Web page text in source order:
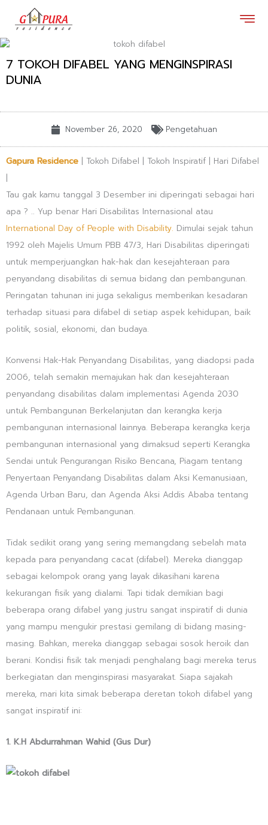
konten
7 TOKOH DIFABEL YANG MENGINSPIRASI
DUNIA
November 26, 2020 Pengetahuan
Gapura Residence | Tokoh Difabel | Tokoh Inspiratif | Hari Difabel
|
Tau gak kamu tanggal 3 Desember ini diperingati sebagai hari
apa ? .. Yup benar Hari Disabilitas Internasional atau
International Day of People with Disability. Dimulai sejak tahun
1992 oleh Majelis Umum PBB 47/3, Hari Disabilitas diperingati
untuk memperjuangkan hak-hak dan kesejahteraan para
penyandang disabilitas di semua bidang dan pembangunan.
Peringatan tahunan ini juga sekaligus memberikan kesadaran
terhadap situasi para difabel di setiap aspek kehidupan, baik
politik, sosial, ekonomi, dan budaya.
Konvensi Hak-Hak Penyandang Disabilitas, yang diadopsi pada
2006, telah semakin memajukan hak dan kesejahteraan
penyandang disabilitas dalam implementasi Agenda 2030
untuk Pembangunan Berkelanjutan dan kerangka kerja
pembangunan internasional lainnya. Beberapa kerangka kerja
pembangunan internasional yang dimaksud seperti Kerangka
Sendai untuk Pengurangan Risiko Bencana, Piagam tentang
Penyertaan Penyandang Disabilitas dalam Aksi Kemanusiaan,
Agenda Urban Baru, dan Agenda Aksi Addis Ababa tentang
Pendanaan untuk Pembangunan.
Tidak sedikit orang yang sering memangdang sebelah mata
kepada para penyandang cacat (difabel). Mereka dianggap
sebagai kelompok orang yang layak dikasihani karena
kekurangan fisik yang dialami. Tapi tidak demikian bagi
beberapa orang difabel yang justru sangat inspiratif di dunia
yang mampu mengukir prestasi gemilang di bidang masing-
masing. Bahkan, mereka dianggap sebagai sosok heroik dan
berani. Kondisi fisik tak menjadi penghalang bagi mereka terus
berkegiatan dan menginspirasi masyarakat. Siapa sajakah
mereka, mari kita simak beberapa deretan tokoh difabel yang
sangat inspiratif ini:
1. K.H Abdurrahman Wahid (Gus Dur)